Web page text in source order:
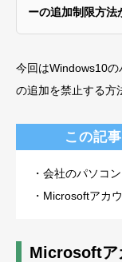
ーの追加制限方法
今回はWindows10
の追加を禁止する方
この記
・会社のパソコ
・Microsoftアカ
Microsoftア